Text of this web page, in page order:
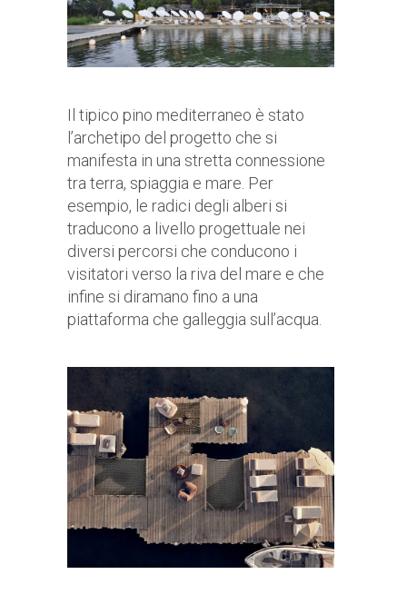
Il tipico pino mediterraneo è stato
l’archetipo del progetto che si
manifesta in una stretta connessione
tra terra, spiaggia e mare. Per
esempio, le radici degli alberi si
traducono a livello progettuale nei
diversi percorsi che conducono i
visitatori verso la riva del mare e che
infine si diramano fino a una
piattaforma che galleggia sull’acqua.